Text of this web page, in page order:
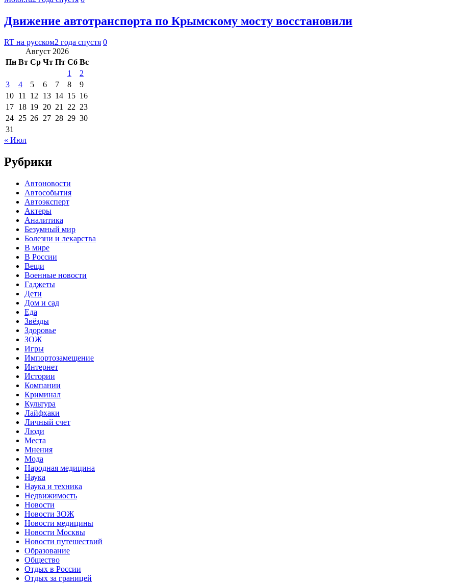
Движение автотранспорта по Крымскому мосту восстановили
RT на русском2 года спустя 0
Август 2026
Пн Вт Ср Чт Пт Сб Вс
1
2
3
4 5 6 7 8
9
10 11 12 13 14 15 16
17 18 19 20 21 22 23
24 25 26 27 28 29 30
31
« Июл
Рубрики
Автоновости
Автособытия
Автоэксперт
Актеры
Аналитика
Безумный мир
Болезни и лекарства
В мире
В России
Вещи
Военные новости
Гаджеты
Дети
Дом и сад
Еда
Звёзды
Здоровье
ЗОЖ
Игры
Импортозамещение
Интернет
Истории
Компании
Криминал
Культура
Лайфхаки
Личный счет
Люди
Места
Мнения
Мода
Народная медицина
Наука
Наука и техника
Недвижимость
Новости
Новости ЗОЖ
Новости медицины
Новости Москвы
Новости путешествий
Образование
Общество
Отдых в России
Отдых за границей